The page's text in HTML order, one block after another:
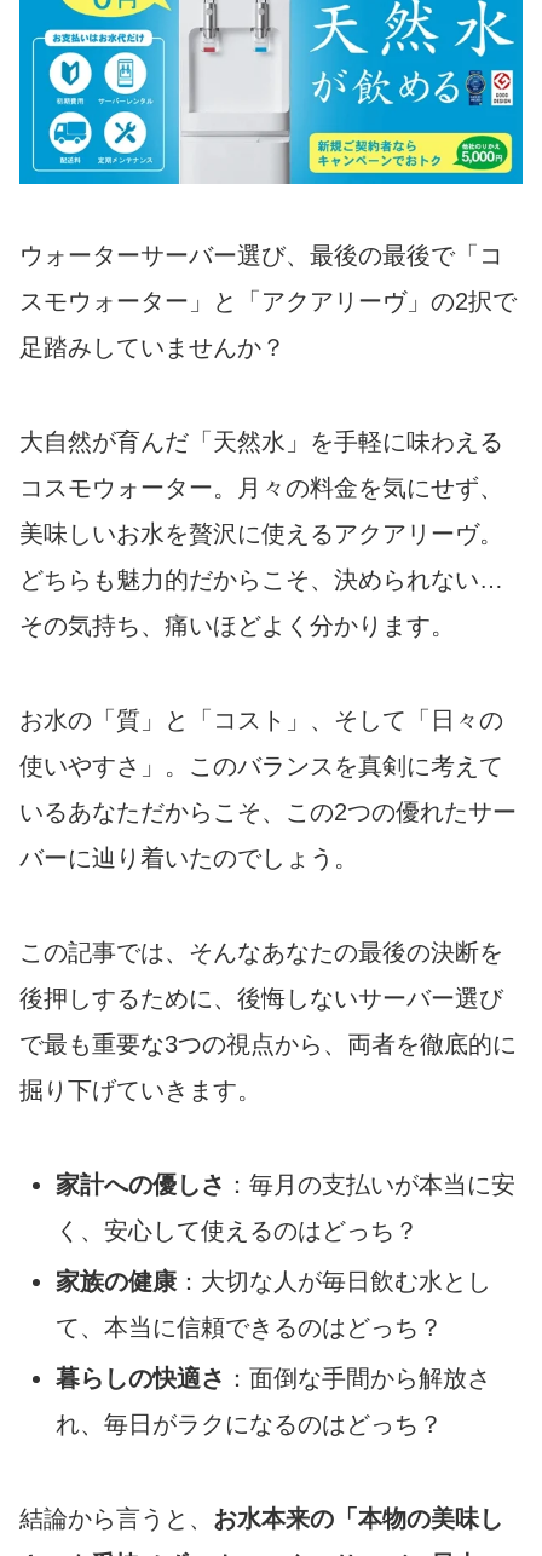
ウォーターサーバー選び、最後の最後で「コ
スモウォーター」と「アクアリーヴ」の2択で
足踏みしていませんか？
大自然が育んだ「天然水」を手軽に味わえる
コスモウォーター。月々の料金を気にせず、
美味しいお水を贅沢に使えるアクアリーヴ。
どちらも魅力的だからこそ、決められない…
その気持ち、痛いほどよく分かります。
お水の「質」と「コスト」、そして「日々の
使いやすさ」。このバランスを真剣に考えて
いるあなただからこそ、この2つの優れたサー
バーに辿り着いたのでしょう。
この記事では、そんなあなたの最後の決断を
後押しするために、後悔しないサーバー選び
で最も重要な3つの視点から、両者を徹底的に
掘り下げていきます。
家計への優しさ ：毎月の支払いが本当に安
く、安心して使えるのはどっち？
家族の健康：大切な人が毎日飲む水とし
て、本当に信頼できるのはどっち？
暮らしの快適さ ：面倒な手間から解放さ
れ、毎日がラクになるのはどっち？
結論から言うと、 お水本来の「本物の美味し